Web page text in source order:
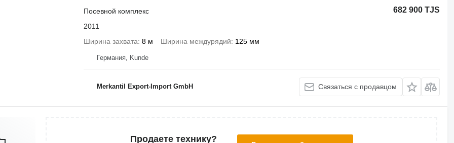
682 900 TJS
Посевной комплекс
2011
Ширина захвата 8 м Ширина междурядий 125 мм
Германия, Kunde
Merkantil Export-Import GmbH Связаться с продавцом
Продаете технику?